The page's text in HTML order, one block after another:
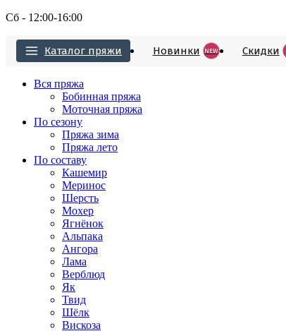
Сб - 12:00-16:00
Каталог пряжи Новинки NEW Cкидки
Вся пряжа
Бобинная пряжа
Моточная пряжа
По сезону
Пряжа зима
Пряжа лето
По составу
Кашемир
Меринос
Шерсть
Мохер
Ягнёнок
Альпака
Ангора
Лама
Верблюд
Як
Твид
Шёлк
Вискоза